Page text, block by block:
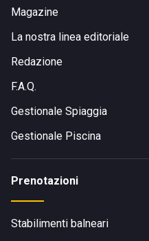
Magazine
La nostra linea editoriale
Redazione
F.A.Q.
Gestionale Spiaggia
Gestionale Piscina
Prenotazioni
Stabilimenti balneari